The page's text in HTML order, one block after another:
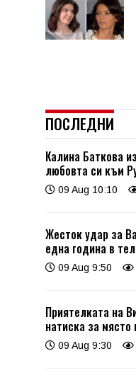
ПОСЛЕДНИ
Калина Баткова
любовта си към
09 Aug 10:10
Жесток удар за
една година в
09 Aug 9:50
Приятелката на
натиска за
09 Aug 9:30